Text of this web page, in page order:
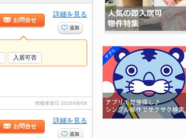
お問合せ
詳細を見る
追加
入居可否
情報更新日 2026/08/08
お問合せ
詳細を見る
追加